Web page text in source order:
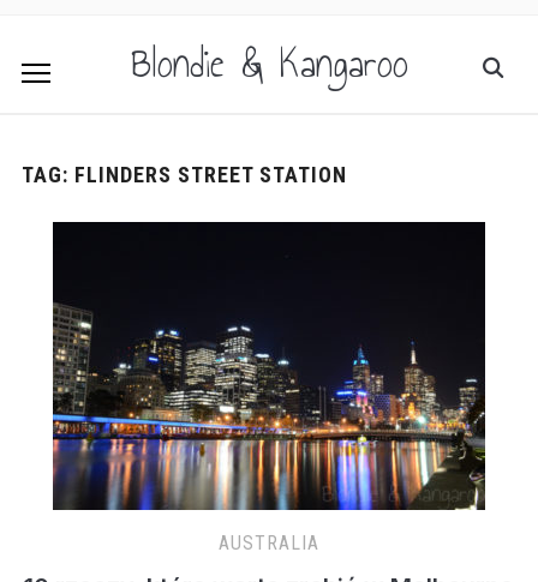
Blondie & Kangaroo
TAG: FLINDERS STREET STATION
AUSTRALIA